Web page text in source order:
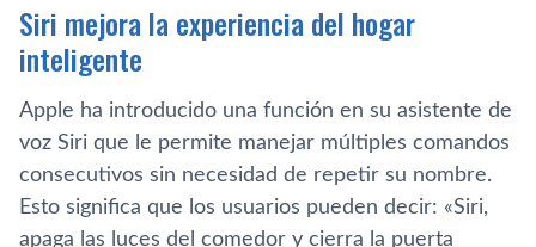
Siri mejora la experiencia del hogar
inteligente
Apple ha introducido una función en su asistente de
voz Siri que le permite manejar múltiples comandos
consecutivos sin necesidad de repetir su nombre.
Esto significa que los usuarios pueden decir: «Siri,
apaga las luces del comedor y cierra la puerta